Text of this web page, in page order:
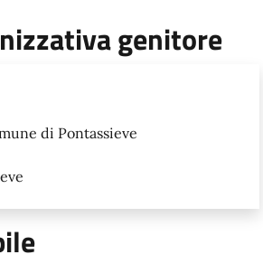
genitore
di Pontassieve